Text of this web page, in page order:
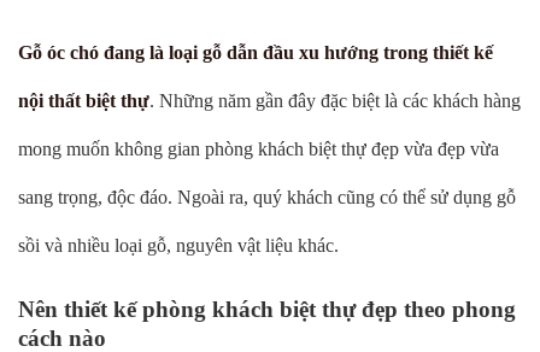
Gỗ óc chó đang là loại gỗ dẫn đầu xu hướng trong thiết kế
nội thất biệt thự. Những năm gần đây đặc biệt là các khách hàng
mong muốn không gian phòng khách biệt thự đẹp vừa đẹp vừa
sang trọng, độc đáo. Ngoài ra, quý khách cũng có thể sử dụng gỗ
sồi và nhiều loại gỗ, nguyên vật liệu khác.
Nên thiết kế phòng khách biệt thự đẹp theo phong
cách nào